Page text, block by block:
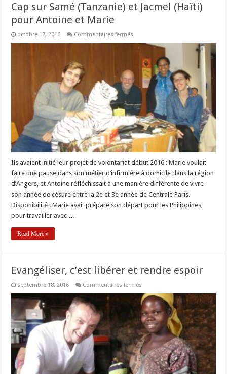
Cap sur Samé (Tanzanie) et Jacmel (Haïti)
pour Antoine et Marie
octobre 17, 2016 Commentaires fermés
sur
(Tanzanie)
Jacmel
(Haïti)
pour
Antoine
Marie
Ils avaient initié leur projet de volontariat début 2016 : Marie voulait
faire une pause dans son métier d’infirmière à domicile dans la région
d’Angers, et Antoine réfléchissait à une manière différente de vivre
son année de césure entre la 2e et 3e année de Centrale Paris.
Disponibilité ! Marie avait préparé son départ pour les Philippines,
pour travailler avec …
Read More »
Evangéliser, c’est libérer et rendre espoir
septembre 18, 2016 Commentaires fermés
c’est
libérer
et
rendre
espoir